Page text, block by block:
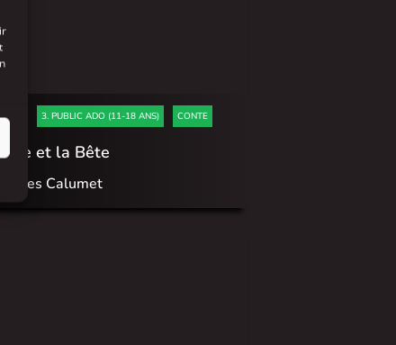
3. PUBLIC ADO (11-18 ANS) CONTE
et la Bête
Contes Calumet